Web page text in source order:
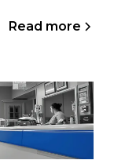
Read more